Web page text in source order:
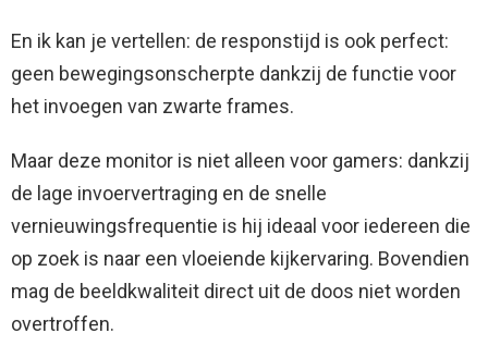
En ik kan je vertellen: de responstijd is ook perfect:
geen bewegingsonscherpte dankzij de functie voor
het invoegen van zwarte frames.
Maar deze monitor is niet alleen voor gamers: dankzij
de lage invoervertraging en de snelle
vernieuwingsfrequentie is hij ideaal voor iedereen die
op zoek is naar een vloeiende kijkervaring. Bovendien
mag de beeldkwaliteit direct uit de doos niet worden
overtroffen.